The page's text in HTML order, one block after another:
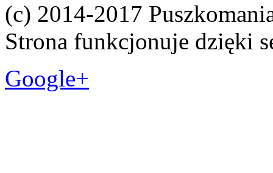
(c) 2014-2017
Strona funkcjonuje dzięki
Google+